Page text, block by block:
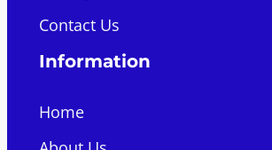
Contact Us
Information
Home